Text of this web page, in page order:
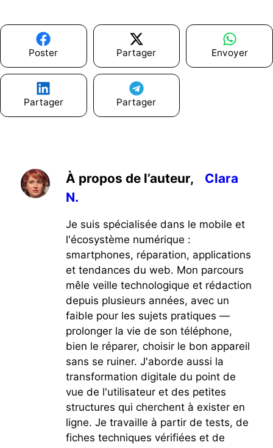
Poster Partager Envoyer
Partager Partager
À propos de l’auteur,
Clara
N.
Je suis spécialisée dans le mobile et
l'écosystème numérique :
smartphones, réparation, applications
et tendances du web. Mon parcours
mêle veille technologique et rédaction
depuis plusieurs années, avec un
faible pour les sujets pratiques —
prolonger la vie de son téléphone,
bien le réparer, choisir le bon appareil
sans se ruiner. J'aborde aussi la
transformation digitale du point de
vue de l'utilisateur et des petites
structures qui cherchent à exister en
ligne. Je travaille à partir de tests, de
fiches techniques vérifiées et de